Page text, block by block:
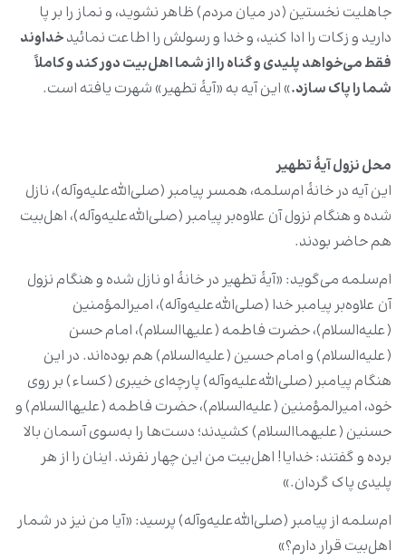
جاهلیت نخستین (در میان مردم) ظاهر نشوید، و نماز را بر پا
دارید و زکات را ادا کنید، و خدا و رسولش را اطاعت نمائیدخداوند
فقط می‌خواهد پلیدی و گناه را از شما اهل‌بیت دور کند و کاملاً
شما را پاک سازد.» این آیه به «آیۀ تطهیر» شهرت یافته است.
محل نزول آیۀ تطهیر
این آیه در خانۀ ام‌سلمه، همسر پیامبر (صلی‌الله‌علیه‌وآله)، نازل
شده و هنگام نزول آن علاوه‌بر پیامبر (صلی‌الله‌علیه‌وآله)، اهل‌بیت
هم حاضر بودند.
ام‌سلمه می‌گوید: «آیۀ تطهیر در خانۀ او نازل شده و هنگام نزول
آن علاوه‌بر پیامبر خدا (صلى‌الله‌علیه‌وآله)، امیرالمؤمنین
(علیه‌السلام)، حضرت فاطمه (علیهاالسلام‌)، امام حسن
(علیه‌السلام) و امام حسین (علیه‌السلام) هم بوده‌اند. در این
هنگام پیامبر (صلى‌الله‌علیه‌وآله) پارچه‌ای خیبری (کساء) بر روی
خود، امیرالمؤمنین (علیه‌السلام)، حضرت فاطمه (علیهاالسلام‌) و
حسنین (علیهماالسلام‌) کشیدند؛ دست‌ها را به‌سوی آسمان بالا
برده و گفتند: خدایا! اهل‌بیت من این چهار نفرند. اینان را از هر
پلیدی پاک گردان.»
ام‌سلمه از پیامبر (صلى‌الله‌علیه‌وآله) پرسید: «آیا من نیز در شمار
اهل‌بیت قرار دارم؟»